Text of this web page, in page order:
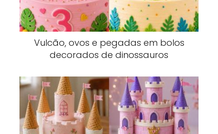
Vulcão, ovos e pegadas em bolos
decorados de dinossauros